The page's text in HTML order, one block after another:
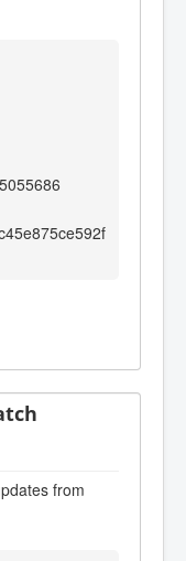
from